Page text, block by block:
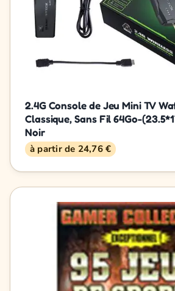
2.4G Console de Jeu Mini TV
Classique, Sans Fil 64Go-
Noir
à partir de 24,76 €